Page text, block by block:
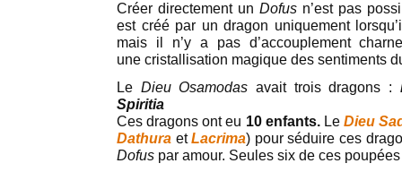
Créer directement un Dofus n’est pas
est créé par un dragon uniquement
mais il n’y a pas d’accouplement
une cristallisation magique des sentiments
Le Dieu Osamodas avait trois dragons :
Spiritia
Ces dragons ont eu 10 enfants. LeDieu
Dathura etLacrima) pour séduire ces
Dofus par amour. Seules six de ces